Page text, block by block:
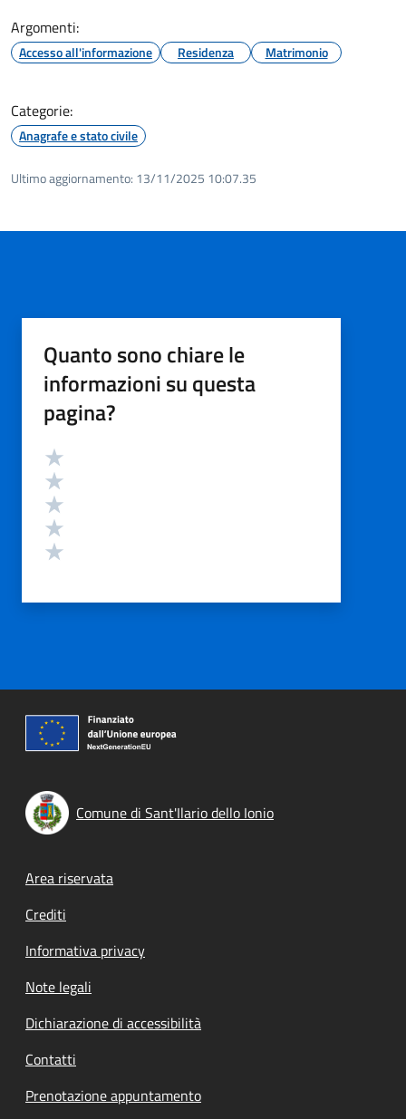
Argomenti:
Accesso all'informazione Residenza Matrimonio
Categorie:
Anagrafe e stato civile
Ultimo aggiornamento: 13/11/2025 10:07.35
Quanto sono chiare le
informazioni su questa
pagina?
Valutazione
Comune di Sant'Ilario dello Ionio
Footer menu
Area riservata
Crediti
Informativa privacy
Note legali
Dichiarazione di accessibilità
Contatti
Prenotazione appuntamento